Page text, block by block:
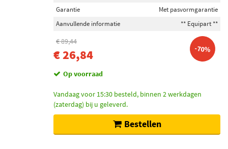
Garantie
Met pasvormgarantie
Aanvullende informatie
** Equipart **
€ 89,44
€ 26,84 -70%
Op voorraad
Vandaag voor 15:30 besteld, binnen 2 werkdagen
(zaterdag) bij u geleverd.
Bestellen